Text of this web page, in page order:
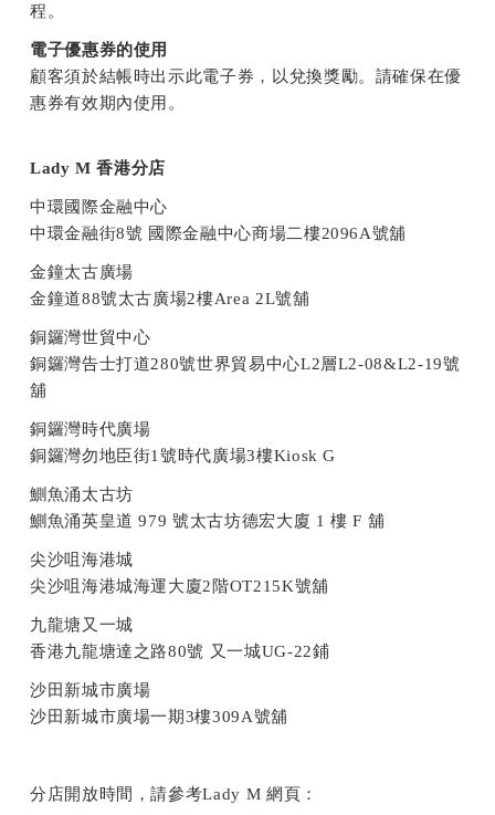
程。
電子優惠券的使用
顧客須於結帳時出示此電子券，以兌換獎勵。請確保在優
惠券有效期內使用。
Lady M香港分店
中環國際金融中心
中環金融街8號 國際金融中心商場二樓2096A號舖
金鐘太古廣場
金鐘道88號太古廣場2樓Area 2L號舖
銅鑼灣世貿中心
銅鑼灣告士打道280號世界貿易中心L2層L2-08&L2-19號
舖
銅鑼灣時代廣場
銅鑼灣勿地臣街1號時代廣場3樓Kiosk G
鰂魚涌太古坊
鰂魚涌英皇道 979 號太古坊德宏大廈 1 樓 F 舖
尖沙咀海港城
尖沙咀海港城海運大廈2階OT215K號舖
九龍塘又一城
香港九龍塘達之路80號 又一城UG-22鋪
沙田新城市廣場
沙田新城市廣場一期3樓309A號舖
分店開放時間，請參考Lady M 網頁：